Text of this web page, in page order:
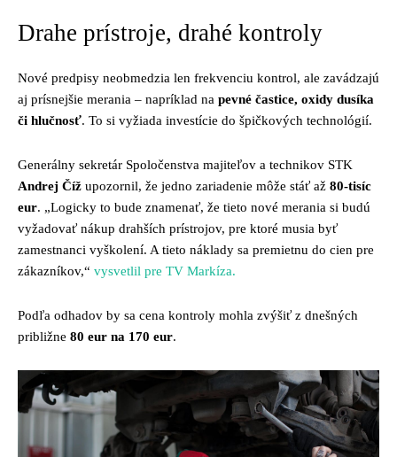
Drahe prístroje, drahé kontroly
Nové predpisy neobmedzia len frekvenciu kontrol, ale zavádzajú
aj prísnejšie merania – napríklad na pevné častice, oxidy dusíka
či hlučnosť. To si vyžiada investície do špičkových technológií.
Generálny sekretár Spoločenstva majiteľov a technikov STK
Andrej Číž upozornil, že jedno zariadenie môže stáť až 80-tisíc
eur. „Logicky to bude znamenať, že tieto nové merania si budú
vyžadovať nákup drahších prístrojov, pre ktoré musia byť
zamestnanci vyškolení. A tieto náklady sa premietnu do cien pre
zákazníkov,“ vysvetlil pre TV Markíza.
Podľa odhadov by sa cena kontroly mohla zvýšiť z dnešných
približne 80 eur na 170 eur.